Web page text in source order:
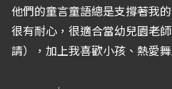
他們的童言童語總是支撐著我
很有耐心，很適合當幼兒園老
請），加上我喜歡小孩、熱愛